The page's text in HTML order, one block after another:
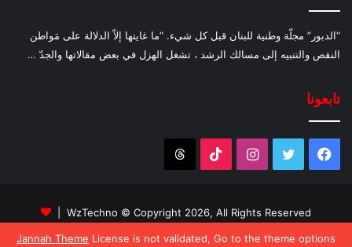
Jannah Theme License is not validated, Go to the theme options
“الدبور” مجلّة وطنية للبنان قبل كل شيء. “ما غايتها إلاّ الدلالة على مَواطن
النقص والتنبيه إلى مسالك الرشد ، تشغل الهزل في بعض مقالاتها والجدّ …
تابعونا
فيسبوك تويتر انستقرام‫TikTok
WzTechno © Copyright 2026, All Rights Reserved |